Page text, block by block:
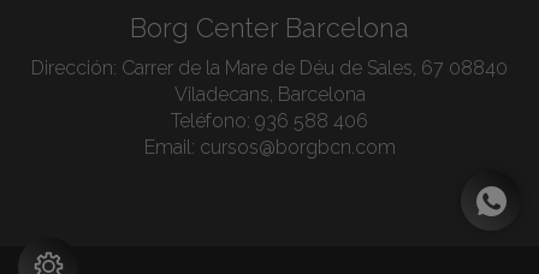
Borg Center Barcelona
Dirección: Carrer de la Mare de Déu de Sales, 67 08840
Viladecans, Barcelona
Teléfono: 936 588 406
Email: cursos@borgbcn.com